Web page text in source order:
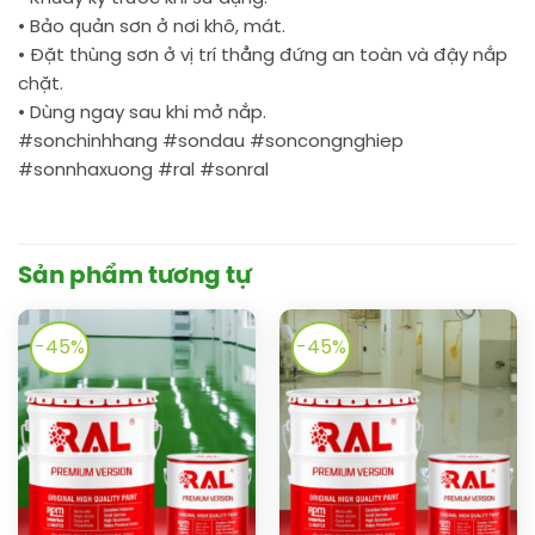
• Bảo quản sơn ở nơi khô, mát.
• Đặt thùng sơn ở vị trí thẳng đứng an toàn và đậy nắp
chặt.
• Dùng ngay sau khi mở nắp.
#sonchinhhang #sondau #soncongnghiep
#sonnhaxuong #ral #sonral
Sản phẩm tương tự
-45% -45%